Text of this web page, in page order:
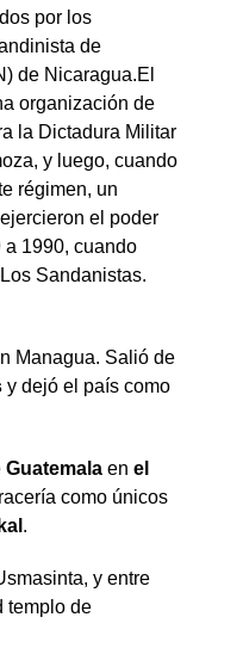
por los
de
de Nicaragua.El
organización de
la Dictadura Militar
y luego, cuando
régimen, un
el poder
a 1990, cuando
Sandanistas.
Managua. Salió de
y dejó el país como
Guatemala en el
como únicos
.
y entre
templo de